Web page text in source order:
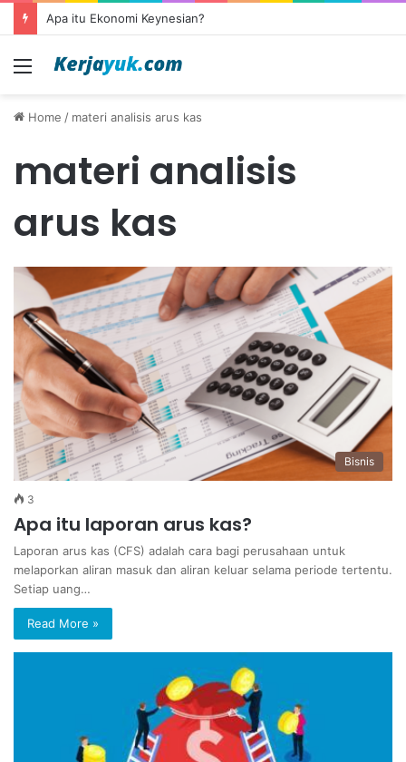
Apa itu Ekonomi Keynesian?
Menu
Home / materi analisis arus kas
materi analisis
arus kas
Bisnis
3
Apa itu laporan arus kas?
Laporan arus kas (CFS) adalah cara bagi perusahaan untuk
melaporkan aliran masuk dan aliran keluar selama periode tertentu.
Setiap uang…
Read More »